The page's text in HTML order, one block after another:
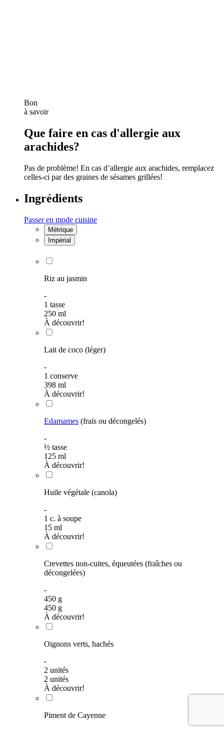
Bon
à savoir
Que faire en cas d'allergie aux
arachides?
Pas de problème! En cas d’allergie aux arachides, remplacez
celles-ci par des graines de sésames grillées!
Ingrédients
Passer en mode cuisine
Métrique
Impérial
Riz au jasmin
-
1 tasse
250 ml
À découvrir!
Lait de coco (léger)
-
1 conserve
398 ml
À découvrir!
Edamames (frais ou décongelés)
-
½ tasse
125 ml
À découvrir!
Huile végétale (canola)
-
1 c. à soupe
15 ml
À découvrir!
Crevettes non-cuites, équeutées (fraîches ou
décongelées)
-
450 g
450 g
À découvrir!
Oignons verts, hachés
-
2 unités
2 unités
À découvrir!
Piment de Cayenne